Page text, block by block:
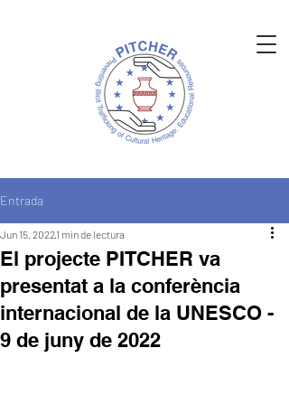
Entrada
El projecte PITCHER va
presentat a la conferència
internacional de la UNESCO -
9 de juny de 2022
Jun 15, 20221 min de lectura